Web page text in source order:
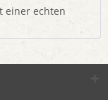
einer echten